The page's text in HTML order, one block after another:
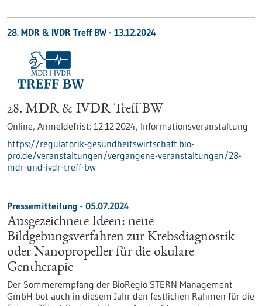
28. MDR & IVDR Treff BW - 13.12.2024
28. MDR & IVDR Treff BW
Online, Anmeldefrist: 12.12.2024, Informationsveranstaltung
https://regulatorik-gesundheitswirtschaft.bio-
pro.de/veranstaltungen/vergangene-veranstaltungen/28-
mdr-und-ivdr-treff-bw
Pressemitteilung - 05.07.2024
Ausgezeichnete Ideen: neue
Bildgebungsverfahren zur Krebsdiagnostik
oder Nanopropeller für die okulare
Gentherapie
Der Sommerempfang der BioRegio STERN Management
GmbH bot auch in diesem Jahr den festlichen Rahmen für die